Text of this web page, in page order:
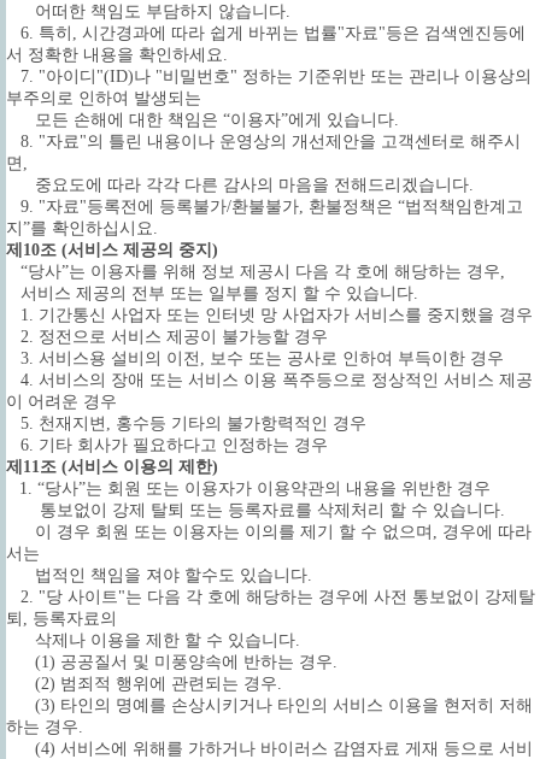
어떠한 책임도 부담하지 않습니다.
6. 특히, 시간경과에 따라 쉽게 바뀌는 법률"자료"등은 검색엔진등에
서 정확한 내용을 확인하세요.
7. "아이디"(ID)나 "비밀번호" 정하는 기준위반 또는 관리나 이용상의
부주의로 인하여 발생되는
모든 손해에 대한 책임은 “이용자”에게 있습니다.
8. "자료"의 틀린 내용이나 운영상의 개선제안을 고객센터로 해주시
면,
중요도에 따라 각각 다른 감사의 마음을 전해드리겠습니다.
9. "자료"등록전에 등록불가/환불불가, 환불정책은 “법적책임한계고
지”를 확인하십시요.
제10조 (서비스 제공의 중지)
“당사”는 이용자를 위해 정보 제공시 다음 각 호에 해당하는 경우,
서비스 제공의 전부 또는 일부를 정지 할 수 있습니다.
1. 기간통신 사업자 또는 인터넷 망 사업자가 서비스를 중지했을 경우
2. 정전으로 서비스 제공이 불가능할 경우
3. 서비스용 설비의 이전, 보수 또는 공사로 인하여 부득이한 경우
4. 서비스의 장애 또는 서비스 이용 폭주등으로 정상적인 서비스 제공
이 어려운 경우
5. 천재지변, 홍수등 기타의 불가항력적인 경우
6. 기타 회사가 필요하다고 인정하는 경우
제11조 (서비스 이용의 제한)
1. “당사”는 회원 또는 이용자가 이용약관의 내용을 위반한 경우
통보없이 강제 탈퇴 또는 등록자료를 삭제처리 할 수 있습니다.
이 경우 회원 또는 이용자는 이의를 제기 할 수 없으며, 경우에 따라
서는
법적인 책임을 져야 할수도 있습니다.
2. "당 사이트"는 다음 각 호에 해당하는 경우에 사전 통보없이 강제탈
퇴, 등록자료의
삭제나 이용을 제한 할 수 있습니다.
(1) 공공질서 및 미풍양속에 반하는 경우.
(2) 범죄적 행위에 관련되는 경우.
(3) 타인의 명예를 손상시키거나 타인의 서비스 이용을 현저히 저해
하는 경우.
(4) 서비스에 위해를 가하거나 바이러스 감염자료 게재 등으로 서비